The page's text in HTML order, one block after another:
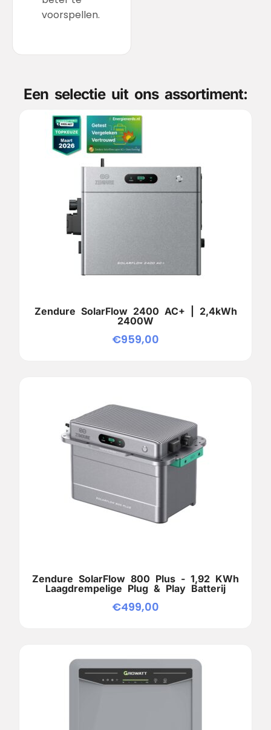
voorspellen.
Een selectie uit ons assortiment:
Zendure SolarFlow 2400 AC+ | 2,4kWh
2400W
€959,00
Zendure SolarFlow 800 Plus - 1,92 KWh
Laagdrempelige Plug & Play Batterij
€499,00